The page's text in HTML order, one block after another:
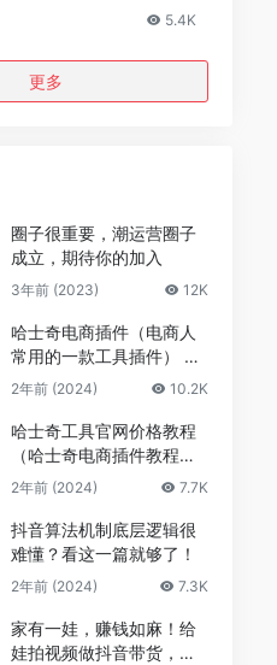
5.4K
更多
圈子很重要，潮运营圈子
成立，期待你的加入
3年前 (2023) 12K
哈士奇电商插件（电商人
常用的一款工具插件） 官
网
2年前 (2024) 10.2K
哈士奇工具官网价格教程
（哈士奇电商插件教程图
片）
2年前 (2024) 7.7K
抖音算法机制底层逻辑很
难懂？看这一篇就够了！
2年前 (2024) 7.3K
家有一娃，赚钱如麻！给
娃拍视频做抖音带货，卖